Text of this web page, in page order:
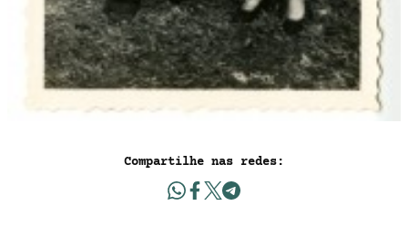
Compartilhe nas redes: